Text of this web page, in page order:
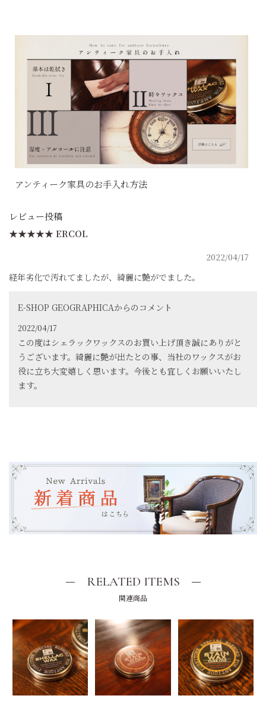
アンティーク家具のお手入れ方法
レビュー投稿
★★★★★ ERCOL
2022/04/17
経年劣化で汚れてましたが、綺麗に艶がでました。
E-SHOP GEOGRAPHICAからのコメント
2022/04/17
この度はシェラックワックスのお買い上げ頂き誠にありがと
うございます。綺麗に艶が出たとの事、当社のワックスがお
役に立ち大変嬉しく思います。今後とも宜しくお願いいたし
ます。
RELATED ITEMS
関連商品